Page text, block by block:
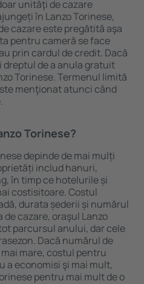
unităţi de cazare
în Lanzo Torinese,
cazare este pregătită aşa
pentru cameră se face
prin cardul de credit. Dacă
de a anula gratuit
Torinese. Termenul limită
menţionat atunci când
Torinese?
depinde de mai mulți
includ hanuri,
în timp ce hotelurile și
costisitoare. Costul
durata șederii și numărul
de cazare, oraşul Lanzo
parcursul anului, dar cele
Dacă numărul de
mare, costul pentru
a economisi şi mai mult,
pentru mai mult de o